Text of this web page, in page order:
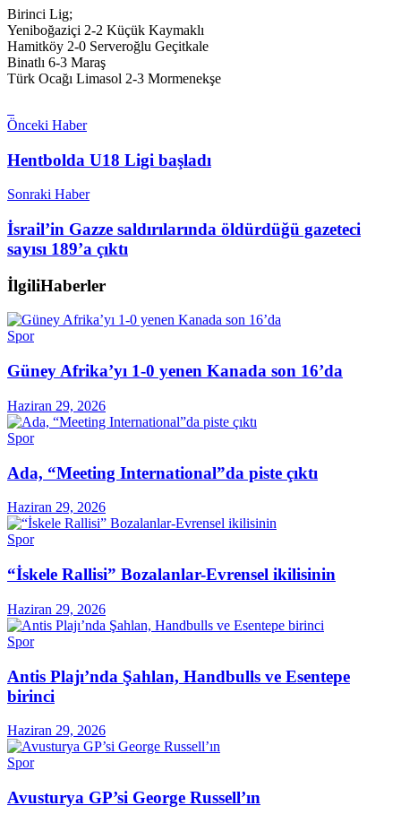
Birinci Lig;
Yeniboğaziçi 2-2 Küçük Kaymaklı
Hamitköy 2-0 Serveroğlu Geçitkale
Binatlı 6-3 Maraş
Türk Ocağı Limasol 2-3 Mormenekşe
Önceki Haber
Hentbolda U18 Ligi başladı
Sonraki Haber
İsrail’in Gazze saldırılarında öldürdüğü gazeteci
sayısı 189’a çıktı
İlgiliHaberler
Spor
Güney Afrika’yı 1-0 yenen Kanada son 16’da
Haziran 29, 2026
Spor
Ada, “Meeting International”da piste çıktı
Haziran 29, 2026
Spor
“İskele Rallisi” Bozalanlar-Evrensel ikilisinin
Haziran 29, 2026
Spor
Antis Plajı’nda Şahlan, Handbulls ve Esentepe
birinci
Haziran 29, 2026
Spor
Avusturya GP’si George Russell’ın